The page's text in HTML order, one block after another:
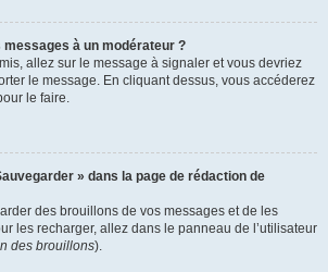
à un modérateur ?
allez sur le message à signaler et vous devriez
le message. En cliquant dessus, vous accéderez
le faire.
» dans la page de rédaction de
des brouillons de vos messages et de les
les recharger, allez dans le panneau de l’utilisateur
des brouillons).